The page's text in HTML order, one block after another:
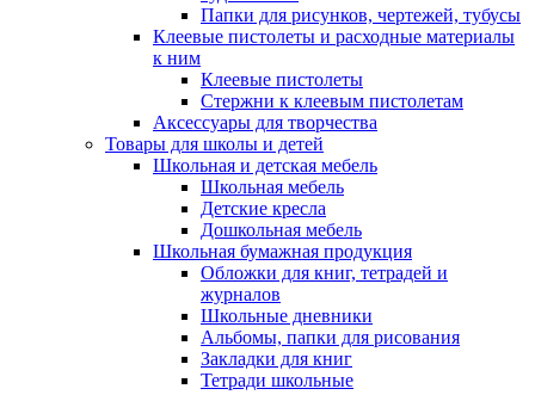
Папки для рисунков, чертежей, тубусы
Клеевые пистолеты и расходные материалы
к ним
Клеевые пистолеты
Стержни к клеевым пистолетам
Аксессуары для творчества
Товары для школы и детей
Школьная и детская мебель
Школьная мебель
Детские кресла
Дошкольная мебель
Школьная бумажная продукция
Обложки для книг, тетрадей и
журналов
Школьные дневники
Альбомы, папки для рисования
Закладки для книг
Тетради школьные